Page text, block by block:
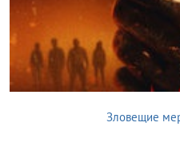
Зловещие